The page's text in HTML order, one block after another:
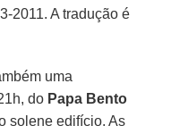
2011. A tradução é
uma
do Papa Bento
solene edifício. As